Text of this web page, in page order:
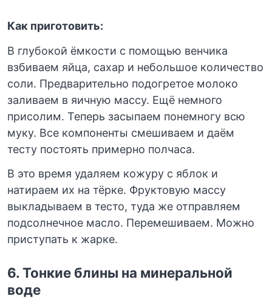
Как приготовить:
В глубокой ёмкости с помощью венчика
взбиваем яйца, сахар и небольшое количество
соли. Предварительно подогретое молоко
заливаем в яичную массу. Ещё немного
присолим. Теперь засыпаем понемногу всю
муку. Все компоненты смешиваем и даём
тесту постоять примерно полчаса.
В это время удаляем кожуру с яблок и
натираем их на тёрке. Фруктовую массу
выкладываем в тесто, туда же отправляем
подсолнечное масло. Перемешиваем. Можно
приступать к жарке.
6.Тонкие блины на минеральной
воде